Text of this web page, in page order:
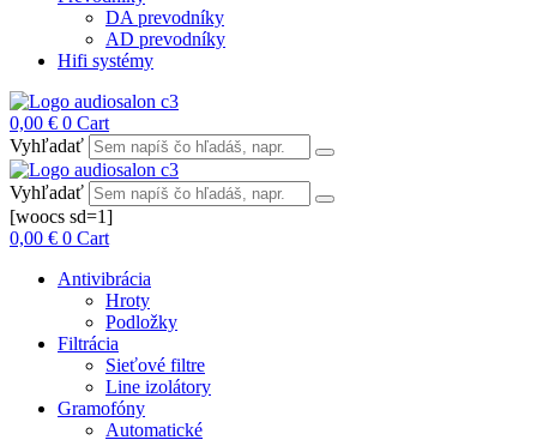
DA prevodníky
AD prevodníky
Hifi systémy
0,00 € 0 Cart
Vyhľadať
Vyhľadať
[woocs sd=1]
0,00 € 0 Cart
Antivibrácia
Hroty
Podložky
Filtrácia
Sieťové filtre
Line izolátory
Gramofóny
Automatické